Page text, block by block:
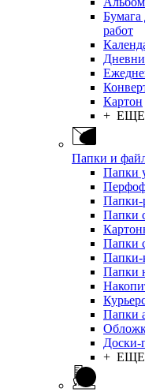
Бумага
работ
Картон
+ ЕЩЕ
Папки и
Папки
Папки-
Папки
Папки
Папки-
Папки
Папки
Доски-
+ ЕЩЕ